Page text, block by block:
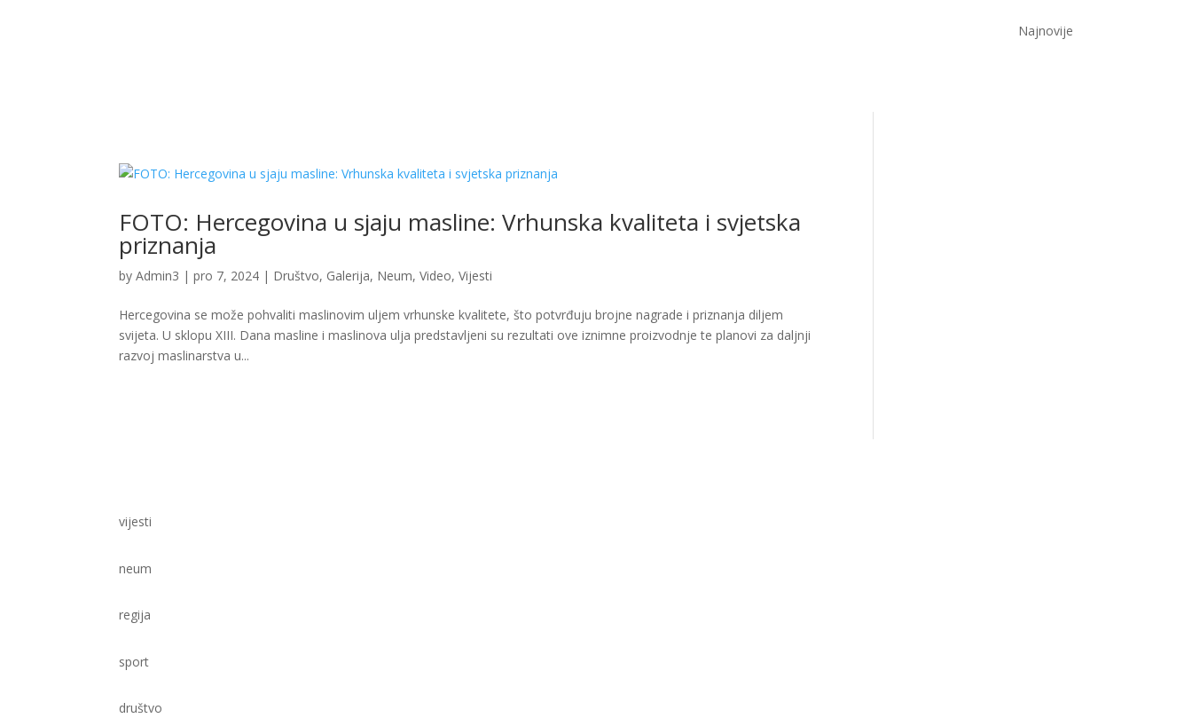
Najnovije
FOTO: Hercegovina u sjaju masline: Vrhunska kvaliteta i svjetska
priznanja
byAdmin3 |pro 7, 2024 | Društvo, Galerija, Neum,Video,Vijesti
Hercegovina se može pohvaliti maslinovim uljem vrhunske kvalitete, što potvrđuju brojne nagrade i priznanja diljem
svijeta. U sklopu XIII. Dana masline i maslinova ulja predstavljeni su rezultati ove iznimne proizvodnje te planovi za daljnji
razvoj maslinarstva u...
vijesti
neum
regija
sport
društvo